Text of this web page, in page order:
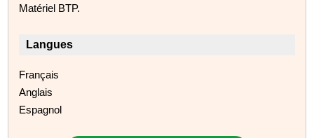
Matériel BTP.
Langues
Français
Anglais
Espagnol